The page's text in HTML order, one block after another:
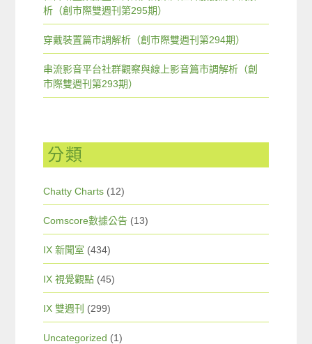
析（創市際雙週刊第295期）
穿戴裝置篇市調解析（創市際雙週刊第294期）
串流影音平台社群觀察與線上影音篇市調解析（創
市際雙週刊第293期）
分類
Chatty Charts (12)
Comscore數據公告 (13)
IX 新聞室 (434)
IX 視覺觀點 (45)
IX 雙週刊 (299)
Uncategorized (1)